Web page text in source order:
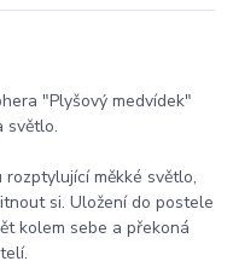
"Plyšový medvídek"
světlo.
měkké světlo,
si. Uložení do postele
kolem sebe a překoná